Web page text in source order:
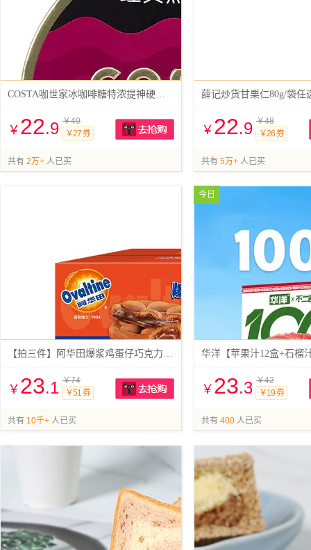
COSTA咖世家冰咖啡糖特浓提神硬糖3盒
￥ 22.9 ￥49
￥27 券
共有 2万+ 人已买
薛记炒货甘栗仁80g/袋任
￥ 22.9 ￥48
￥26 券
共有 5万+ 人已买
【拍三件】阿华田爆浆鸡蛋仔巧克力蛋糕520g
￥ 23.1 ￥74
￥51 券
共有 10千+ 人已买
今日
￥ 23.3 ￥42
￥19 券
共有 400 人已买